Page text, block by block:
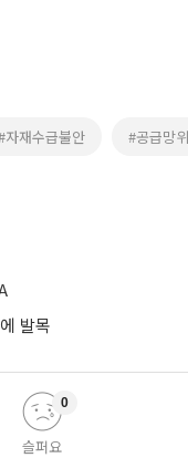
자재수급불안 #공급망
발목
슬퍼요
0